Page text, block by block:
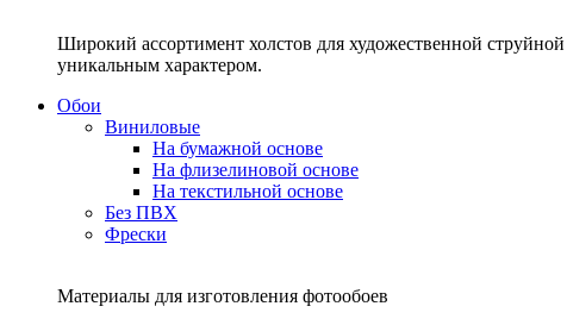
Широкий ассортимент холстов для художественной
уникальным характером.
Обои
Виниловые
На бумажной основе
На флизелиновой основе
На текстильной основе
Без ПВХ
Фрески
Материалы для изготовления фотообоев